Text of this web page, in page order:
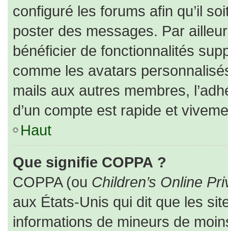
configuré les forums afin qu’il
poster des messages. Par
bénéficier de fonctionnalités
comme les avatars
mails aux autres membres,
d’un compte est rapide et
Haut
Que signifie COPPA ?
COPPA (ou Children’s Online
aux États-Unis qui dit que les
informations de mineurs de